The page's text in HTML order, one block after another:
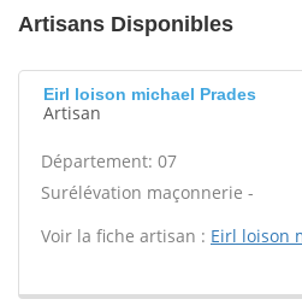
Artisans Disponibles
Eirl loison michael Prades
Artisan
Département: 07
Surélévation maçonnerie -
Voir la fiche artisan : Eirl loison